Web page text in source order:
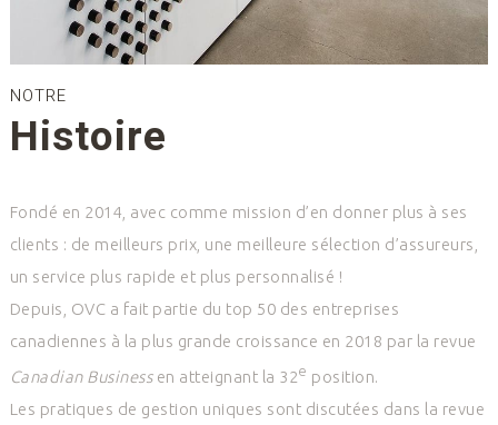
NOTRE
Histoire
Fondé en 2014, avec comme mission d’en donner plus à ses
clients : de meilleurs prix, une meilleure sélection d’assureurs,
un service plus rapide et plus personnalisé !
Depuis, OVC a fait partie du top 50 des entreprises
canadiennes à la plus grande croissance en 2018 par la revue
Canadian Businessen atteignant la 32e position.
Les pratiques de gestion uniques sont discutées dans la revue